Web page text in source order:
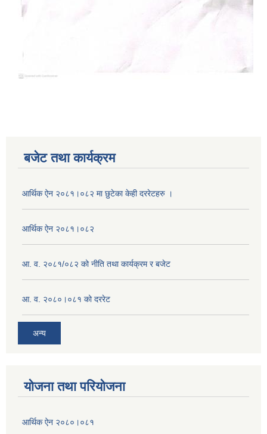
बजेट तथा कार्यक्रम
आर्थिक ऐन २०८१।०८२ मा छुटेका केही दररेटहरु ।
आर्थिक ऐन २०८१।०८२
आ. व. २०८१/०८२ को नीति तथा कार्यक्रम र बजेट
आ. व. २०८०।०८१ को दररेट
अन्य
योजना तथा परियोजना
आर्थिक ऐन २०८०।०८१